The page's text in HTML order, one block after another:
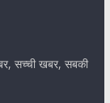
सच्ची खबर, सबकी